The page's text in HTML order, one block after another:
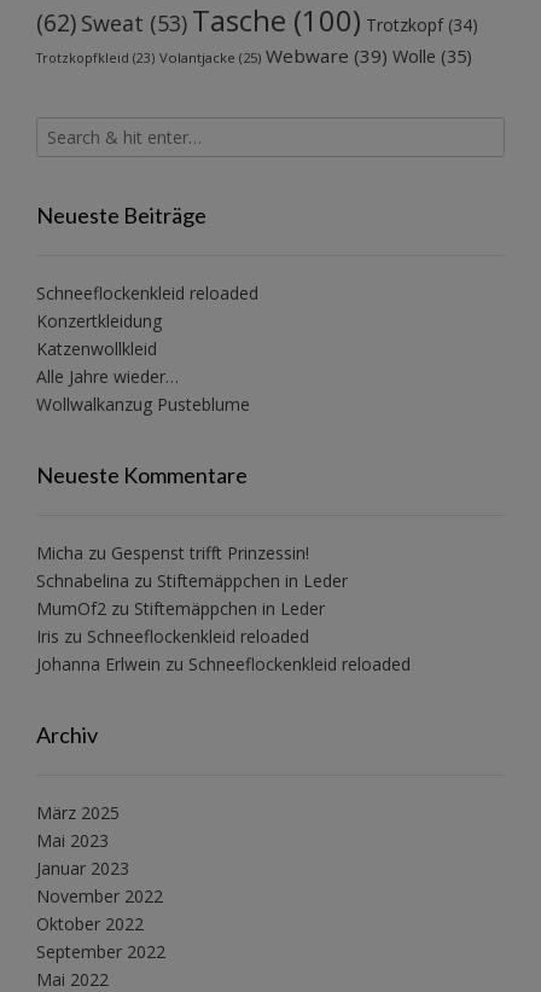
(62) Sweat (53) Tasche (100) Trotzkopf(34)
Trotzkopfkleid (23) Volantjacke (25) Webware (39) Wolle (35)
Neueste Beiträge
Schneeflockenkleid reloaded
Konzertkleidung
Katzenwollkleid
Alle Jahre wieder…
Wollwalkanzug Pusteblume
Neueste Kommentare
Micha zu Gespenst trifft Prinzessin!
Schnabelina zu Stiftemäppchen in Leder
MumOf2 zu Stiftemäppchen in Leder
Iris zu Schneeflockenkleid reloaded
Johanna Erlwein zu Schneeflockenkleid reloaded
Archiv
März 2025
Mai 2023
Januar 2023
November 2022
Oktober 2022
September 2022
Mai 2022